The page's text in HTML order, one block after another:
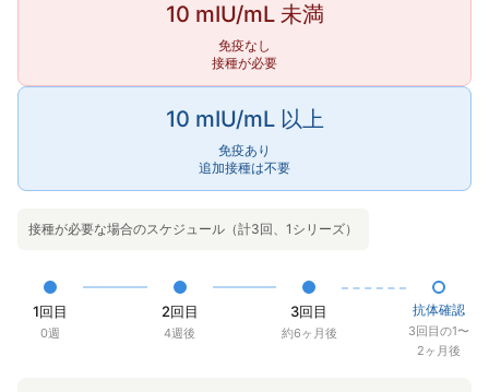
10 mIU/mL 未満
免疫なし
接種が必要
10 mIU/mL 以上
免疫あり
追加接種は不要
接種が必要な場合のスケジュール（計3回、1シリーズ）
1回目
0週
2回目
4週後
3回目
約6ヶ月後
抗体確認
3回目の1〜
2ヶ月後